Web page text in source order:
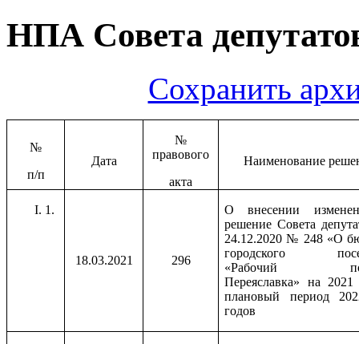
НПА Совета
Сохранить
№
п/п
Дата
№
правового
акта
Наименование
1.
18.03.2021 296
О внесении
решение Совета
24.12.2020 № 248 «О
городского
«Рабочий
Переяславка» на
плановый период
годов